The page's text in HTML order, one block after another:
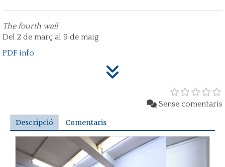
The fourth wall
Del 2 de març al 9 de maig
PDF info
Sense comentaris
Descripció Comentaris